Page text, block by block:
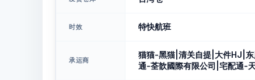
时效 特快航班
承运商
猫猫-黑猫|清关自提|大件HJ|
通-荃歆國際有限公司|宅配通-